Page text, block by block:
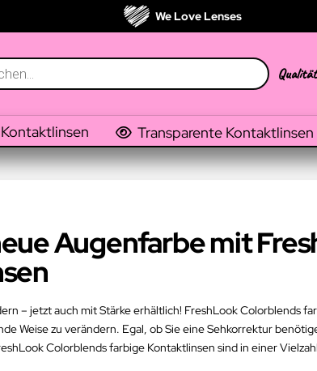
We Love Lenses
Transparente Kontaktlinsen
Augenfarbe mit
– jetzt auch mit Stärke erhältlich! FreshLook Colorblends
Weise zu verändern. Egal, ob Sie eine Sehkorrektur
Colorblends farbige Kontaktlinsen sind in einer